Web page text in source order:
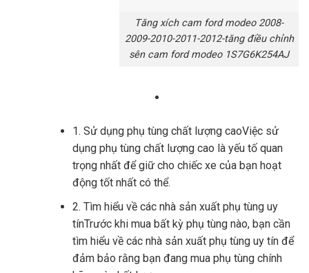
Tăng xích cam ford modeo 2008-
2009-2010-2011-2012-tăng điều chỉnh
sên cam ford modeo 1S7G6K254AJ
1. Sử dụng phụ tùng chất lượng caoViệc sử
dụng phụ tùng chất lượng cao là yếu tố quan
trọng nhất để giữ cho chiếc xe của bạn hoạt
động tốt nhất có thể.
2. Tìm hiểu về các nhà sản xuất phụ tùng uy
tínTrước khi mua bất kỳ phụ tùng nào, bạn cần
tìm hiểu về các nhà sản xuất phụ tùng uy tín để
đảm bảo rằng bạn đang mua phụ tùng chính